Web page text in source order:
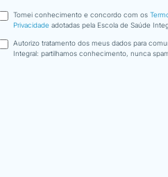
Tomei conhecimento e concordo com os
Privacidade adotadas pela Escola de Saúde
Autorizo tratamento dos meus dados para
Integral: partilhamos conhecimento, nunca